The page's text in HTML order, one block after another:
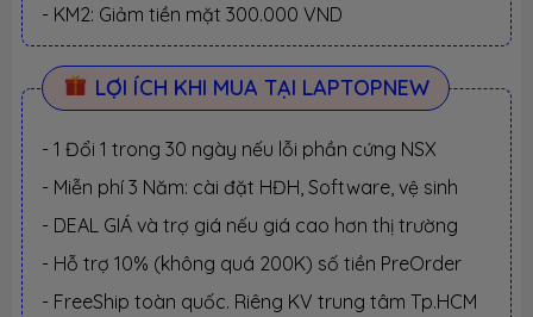
- KM2: Giảm tiền mặt 300.000 VND
LỢI ÍCH KHI MUA TẠI LAPTOPNEW
- 1 Đổi 1 trong 30 ngày nếu lỗi phần cứng NSX
- Miễn phí 3 Năm: cài đặt HĐH, Software, vệ sinh
- DEAL GIÁ và trợ giá nếu giá cao hơn thị trường
- Hỗ trợ 10% (không quá 200K) số tiền PreOrder
- FreeShip toàn quốc. Riêng KV trung tâm Tp.HCM